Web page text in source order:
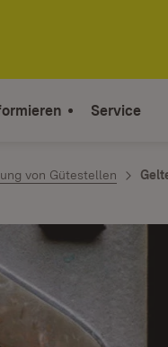
Service
von Gütestellen